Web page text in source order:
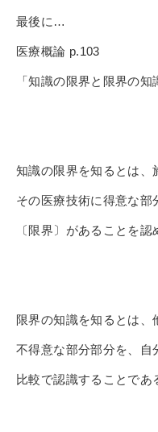
最後に…
医療概論 p.103
「知識の限界と限界の知
知識の限界を知るとは、
その医療技術に得意な部
〔限界〕があることを認
限界の知識を知るとは、
不得意な部分部分を、 自
比較で認識することであ